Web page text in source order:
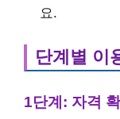
요.
단계별 이
1단계: 자격